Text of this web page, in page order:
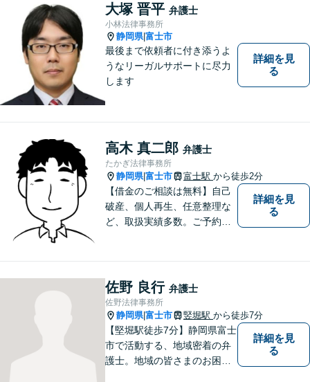
大塚 晋平 弁護士
小林法律事務所
静岡県|富士市
最後まで依頼者に付き添うよ
うなリーガルサポートに尽力
します
詳細を見
る
高木 真二郎 弁護士
たかぎ法律事務所
静岡県|富士市 富士駅 から徒歩2分
【借金のご相談は無料】自己
破産、個人再生、任意整理な
ど、取扱実績多数。ご予約の
す。
詳細を見
る
佐野 良行 弁護士
佐野法律事務所
静岡県|富士市 竪堀駅 から徒歩7分
【堅堀駅徒歩7分】静岡県富士
市で活動する、地域密着の弁
護士。地域の皆さまのお困り
詳細を見
る